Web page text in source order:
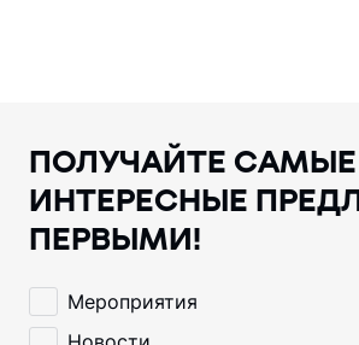
ПОЛУЧАЙТЕ САМЫЕ
ИНТЕРЕСНЫЕ
ПЕРВЫМИ!
Мероприятия